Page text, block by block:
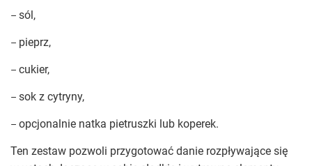
– sól,
– pieprz,
– cukier,
– sok z cytryny,
– opcjonalnie natka pietruszki lub koperek.
Ten zestaw pozwoli przygotować danie rozpływające się